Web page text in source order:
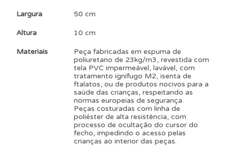
Largura 50 cm
Altura 10 cm
Materiais
Peça fabricadas em espuma de
poliuretano de 23kg/m3, revestida com
tela PVC impermeável, lavável, com
tratamento ignífugo M2, isenta de
ftalatos, ou de produtos nocivos para a
saúde das crianças, respeitando as
normas europeias de segurança.
Peças costuradas com linha de
poliéster de alta resistência, com
processo de ocultação do cursor do
fecho, impedindo o acesso pelas
crianças ao interior das peças.